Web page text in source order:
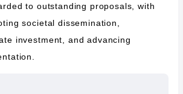
to outstanding proposals, with
societal dissemination,
investment, and advancing